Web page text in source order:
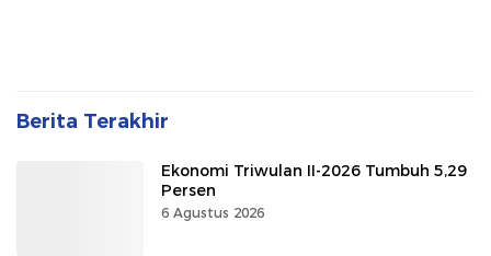
Berita Terakhir
Ekonomi Triwulan II-2026 Tumbuh 5,29
Persen
6 Agustus 2026